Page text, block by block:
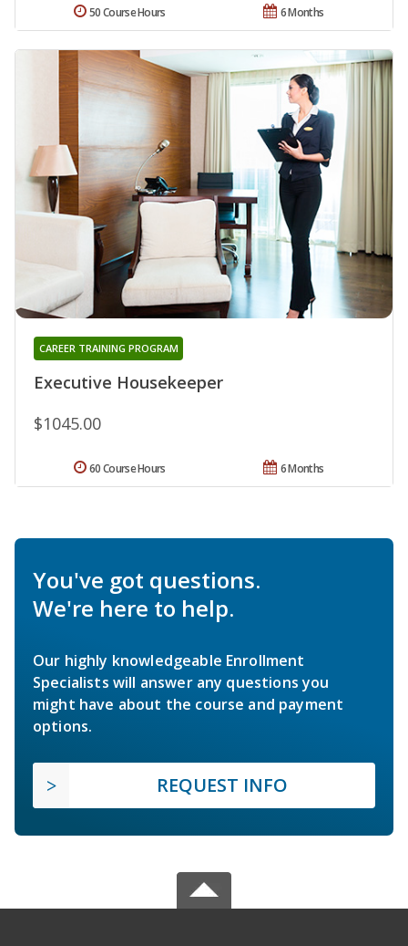
6 Months
50 Course Hours
Executive Housekeeper
CAREER TRAINING PROGRAM
$1045.00
6 Months
60 Course Hours
You've got questions.
We're here to help.
Our highly knowledgeable Enrollment
Specialists will answer any questions you
might have about the course and payment
options.
REQUEST INFO